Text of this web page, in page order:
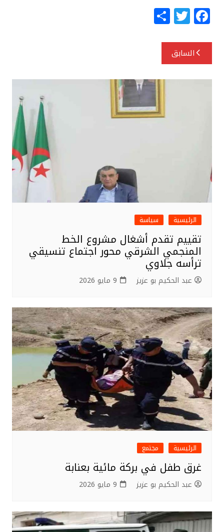
F
a
c
e
b
T
w
itt
e
r
S
h
تصفّح
المقالات
السابق
الرئيسية سياسة
تقييم تقدم أشغال مشروع الخط
المنجمي الشرقي محور اجتماع تنسيقي
ترأسه جلاوي
عبد الحكيم بو عزيز 9 مايو 2026
الرئيسية مجتمع
غرق طفل في بركة مائية بعنابة
عبد الحكيم بو عزيز 9 مايو 2026